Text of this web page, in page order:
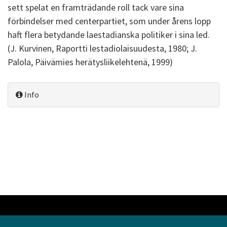
sett spelat en framträdande roll tack vare sina
förbindelser med centerpartiet, som under årens lopp
haft flera betydande laestadianska politiker i sina led.
(J. Kurvinen, Raportti lestadiolaisuudesta, 1980; J.
Palola, Päivämies herätysliikelehtenä, 1999)
Info